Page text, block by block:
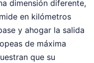
dimensión diferente,
en kilómetros
y ahogar la salida
de máxima
que su